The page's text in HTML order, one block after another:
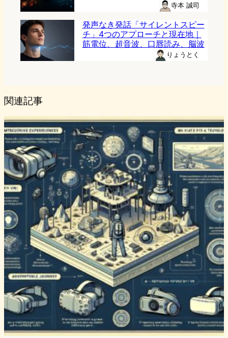
寺本 誠司
発声なき発話「サイレントスピー
チ」4つのアプローチと現在地｜
筋電位、超音波、口唇読み、脳波
りょうとく
関連記事